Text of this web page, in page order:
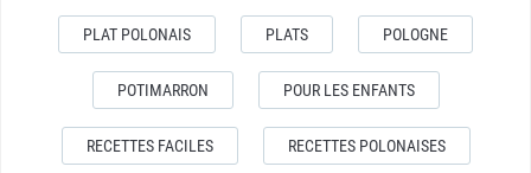
PLAT POLONAIS PLATS POLOGNE
POTIMARRON POUR LES ENFANTS
RECETTES FACILES RECETTES POLONAISES